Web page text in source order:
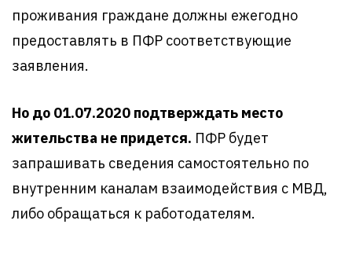
проживания граждане должны ежегодно
предоставлять в ПФР соответствующие
заявления.
Но до 01.07.2020 подтверждать место
жительства не придется. ПФР будет
запрашивать сведения самостоятельно по
внутренним каналам взаимодействия с МВД,
либо обращаться к работодателям.